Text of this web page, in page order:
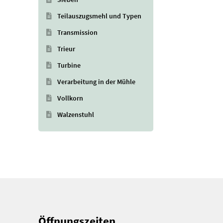
Teilauszugsmehl und Typen
Transmission
Trieur
Turbine
Verarbeitung in der Mühle
Vollkorn
Walzenstuhl